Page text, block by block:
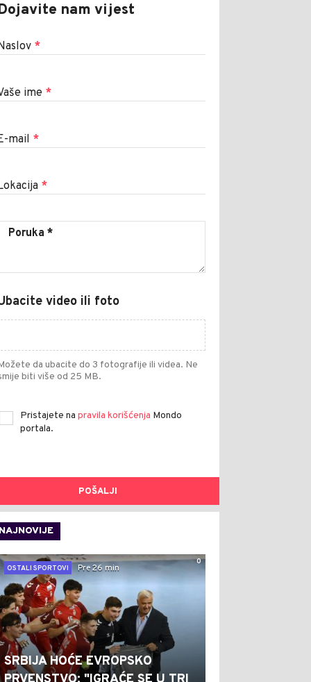
nam vijest
*
ime *
mail *
*
video ili foto
da ubacite do 3 fotografije ili videa. Ne
biti više od 25 MB.
Pristajete na pravila korišćenja Mondo
portala.
POŠALJI
NAJNOVIJE
0
OSTALI SPORTOVI
Pre 26 min
SRBIJA HOĆE EVROPSKO